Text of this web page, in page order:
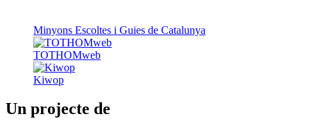
Minyons Escoltes i Guies de Catalunya
TOTHOMweb
Un projecte de